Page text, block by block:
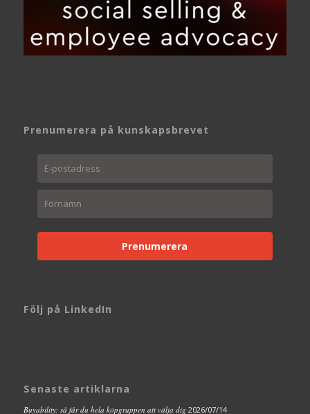
Prenumerera på kunskapsbrevet
Prenumerera
Följ på LinkedIn
Senaste artiklarna
Buyability: så får du hela köpgruppen att välja dig 2026/07/14